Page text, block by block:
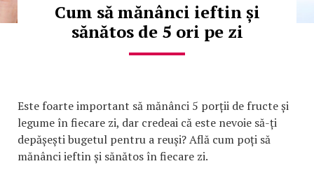
Cum să mănânci ieftin și
sănătos de 5 ori pe zi
Este foarte important să mănânci 5 porții de fructe și
legume în fiecare zi, dar credeai că este nevoie să-ți
depășești bugetul pentru a reuși? Află cum poți să
mănânci ieftin și sănătos în fiecare zi.